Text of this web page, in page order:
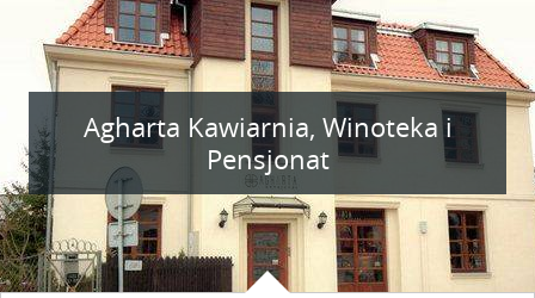
Agharta Kawiarnia, Winoteka i
Pensjonat